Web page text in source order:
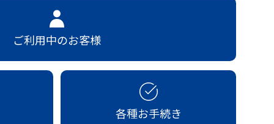
ご利用中のお客様
各種お手続き